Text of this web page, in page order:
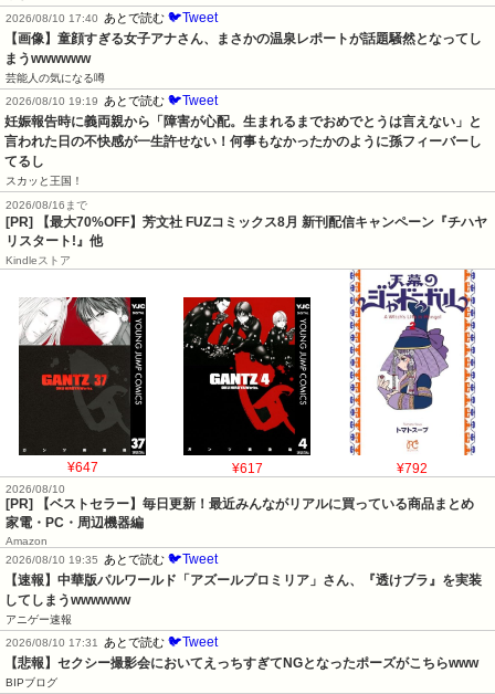
2026/08/10 17:40
あとで読む 🐦Tweet
【画像】童顔すぎる女子アナさん、まさかの温泉レポートが話題騒然となってし
まうwwwwww
芸能人の気になる噂
2026/08/10 19:19
あとで読む 🐦Tweet
妊娠報告時に義両親から「障害が心配。生まれるまでおめでとうは言えない」と
言われた日の不快感が一生許せない！何事もなかったかのように孫フィーバーし
てるし
スカッと王国！
2026/08/16まで
[PR] 【最大70%OFF】芳文社 FUZコミックス8月 新刊配信キャンペーン『チハヤ
リスタート!』他
Kindleストア
¥647 ¥617 ¥792
2026/08/10
[PR] 【ベストセラー】毎日更新！最近みんながリアルに買っている商品まとめ
家電・PC・周辺機器編
Amazon
2026/08/10 19:35
あとで読む 🐦Tweet
【速報】中華版パルワールド「アズールプロミリア」さん、『透けブラ』を実装
してしまうwwwwww
アニゲー速報
2026/08/10 17:31
あとで読む 🐦Tweet
【悲報】セクシー撮影会においてえっちすぎてNGとなったポーズがこちらwww
BIPブログ